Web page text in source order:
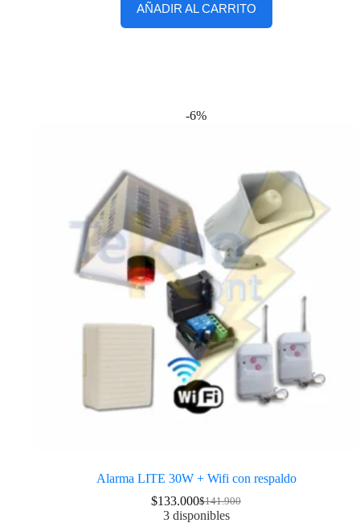
AÑADIR AL CARRITO
-6%
Alarma LITE 30W + Wifi con respaldo
$141.900
$133.000
3 disponibles